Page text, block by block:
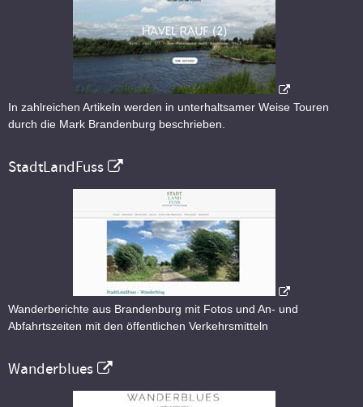
In zahlreichen Artikeln werden in unterhaltsamer Weise Touren
durch die Mark Brandenburg beschrieben.
StadtLandFuss
Wanderberichte aus Brandenburg mit Fotos und An- und
Abfahrtszeiten mit den öffentlichen Verkehrsmitteln
Wanderblues